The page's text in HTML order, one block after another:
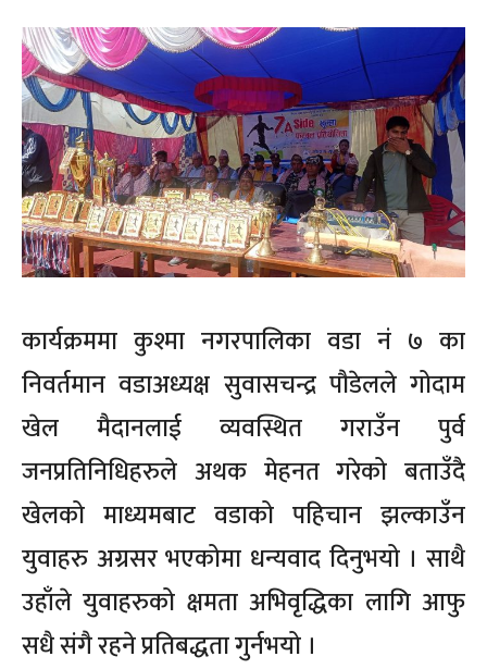
कार्यक्रममा कुश्मा नगरपालिका वडा नं ७ का
निवर्तमान वडाअध्यक्ष सुवासचन्द्र पौडेलले गोदाम
खेल मैदानलाई व्यवस्थित गराउँन पुर्व
जनप्रतिनिधिहरुले अथक मेहनत गरेको बताउँदै
खेलको माध्यमबाट वडाको पहिचान झल्काउँन
युवाहरु अग्रसर भएकोमा धन्यवाद दिनुभयो । साथै
उहाँले युवाहरुको क्षमता अभिवृद्धिका लागि आफु
सधै संगै रहने प्रतिबद्धता गुर्नभयो ।